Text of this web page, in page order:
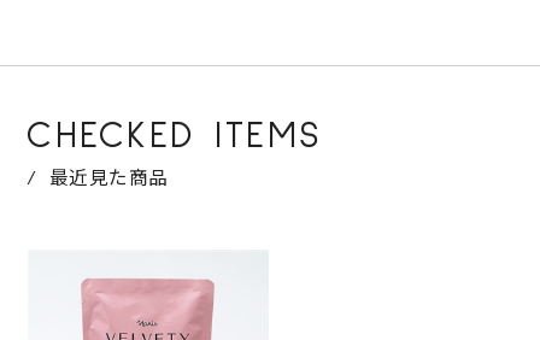
CHECKED ITEMS
最近見た商品